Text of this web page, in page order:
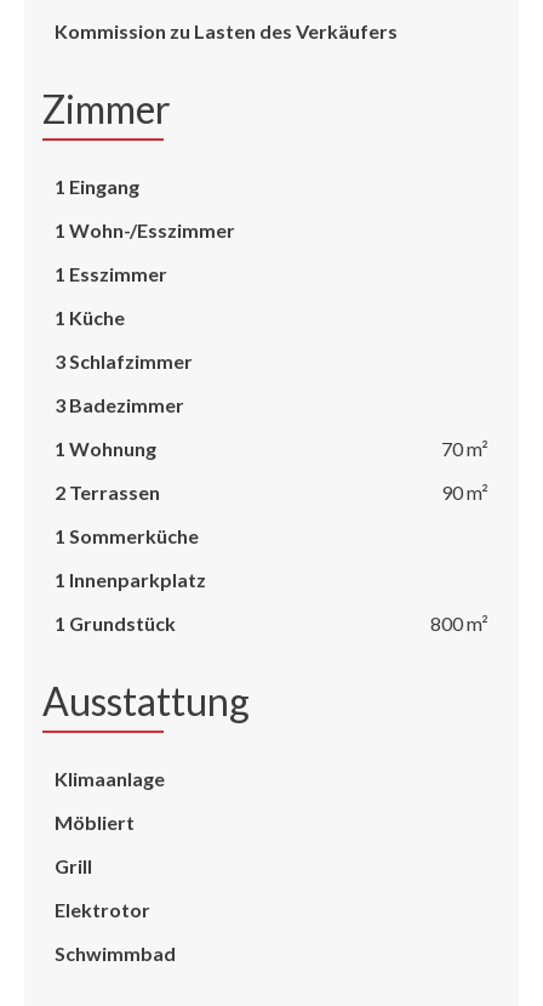
Kommission zu Lasten des Verkäufers
Zimmer
1 Eingang
1 Wohn-/Esszimmer
1 Esszimmer
1 Küche
3 Schlafzimmer
3 Badezimmer
1 Wohnung
70 m²
2 Terrassen
90 m²
1 Sommerküche
1 Innenparkplatz
1 Grundstück
800 m²
Ausstattung
Klimaanlage
Möbliert
Grill
Elektrotor
Schwimmbad